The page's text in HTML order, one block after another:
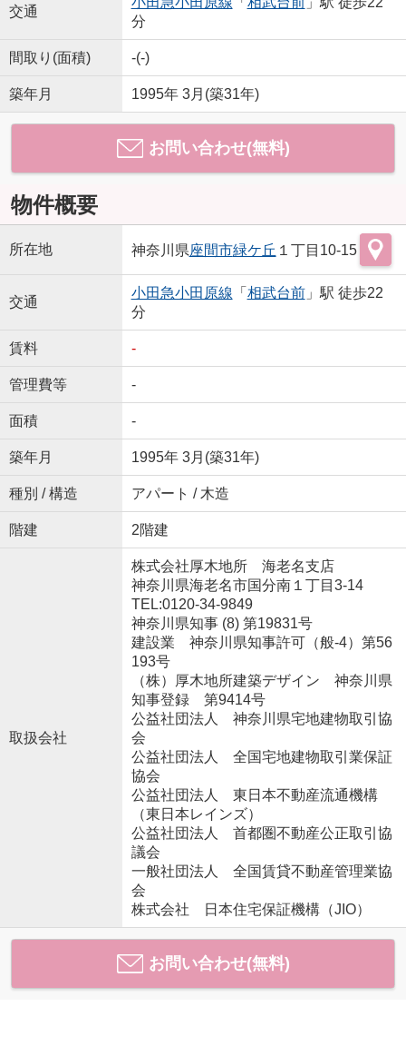
交通
分
間取り(面積) -(-)
築年月 1995年 3月(築31年)
お問い合わせ(無料)
物件概要
所在地 神奈川県座間市緑ケ丘 １丁目10-15
交通
小田急小田原線 「 相武台前」駅 徒歩22
分
賃料 -
管理費等 -
面積 -
築年月 1995年 3月(築31年)
種別 / 構造 アパート / 木造
階建 2階建
取扱会社
株式会社厚木地所 海老名支店
神奈川県海老名市国分南１丁目3-14
TEL:0120-34-9849
神奈川県知事 (8) 第19831号
建設業 神奈川県知事許可（般-4）第56
193号
（株）厚木地所建築デザイン 神奈川県
知事登録 第9414号
公益社団法人 神奈川県宅地建物取引協
会
公益社団法人 全国宅地建物取引業保証
協会
公益社団法人 東日本不動産流通機構
（東日本レインズ）
公益社団法人 首都圏不動産公正取引協
議会
一般社団法人 全国賃貸不動産管理業協
会
株式会社 日本住宅保証機構（JIO）
お問い合わせ(無料)